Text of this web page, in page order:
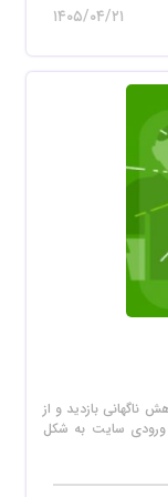
۱۴۰۵/۰۴/۲۱
ناگهانی بازدید و از
سایت به شکل